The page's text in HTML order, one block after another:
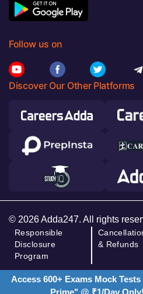
Follow us on
Discover Our Other Platforms
© 2026 Adda247. All rights
Responsible
Disclosure
Program
& Refunds
Access 600+ Exams Mock
Prime" @ ₹1/Day Only!